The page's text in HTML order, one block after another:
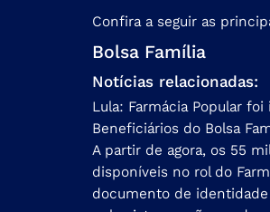
Confira a seguir as
Bolsa Família
Notícias relacionadas:
Lula: Farmácia Popular
Beneficiários do Bolsa
A partir de agora, os 55
disponíveis no rol do
documento de